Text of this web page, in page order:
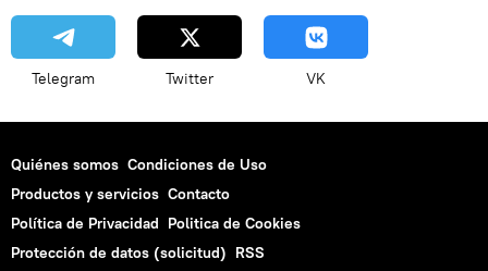
Telegram Twitter VK
Quiénes somos Condiciones de Uso
Productos y servicios Contacto
Política de Privacidad Politica de Cookies
Protección de datos (solicitud) RSS